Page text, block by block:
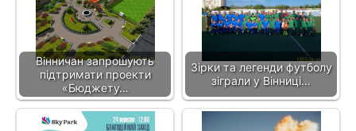
Вінничан запрошують
підтримати проекти
«Бюджету…
Зірки та легенди футболу
зіграли у Вінниці…